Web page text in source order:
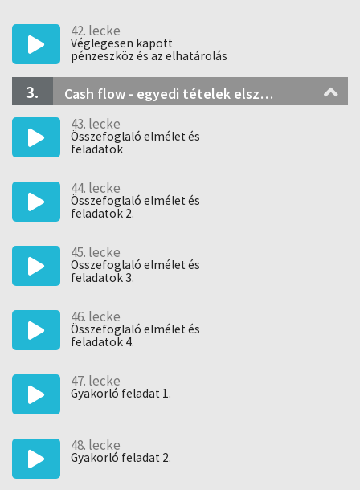
42. lecke
Véglegesen kapott
pénzeszköz és az elhatárolás
3. Cash flow - egyedi tételek elszámolásának bemutatása
43. lecke
Összefoglaló elmélet és
feladatok
44. lecke
Összefoglaló elmélet és
feladatok 2.
45. lecke
Összefoglaló elmélet és
feladatok 3.
46. lecke
Összefoglaló elmélet és
feladatok 4.
47. lecke
Gyakorló feladat 1.
48. lecke
Gyakorló feladat 2.